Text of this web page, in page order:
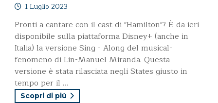
1 Luglio 2023
Pronti a cantare con il cast di "Hamilton"? È da ieri
disponibile sulla piattaforma Disney+ (anche in
Italia) la versione Sing - Along del musical-
fenomeno di Lin-Manuel Miranda. Questa
versione è stata rilasciata negli States giusto in
tempo per il …
Scopri di più